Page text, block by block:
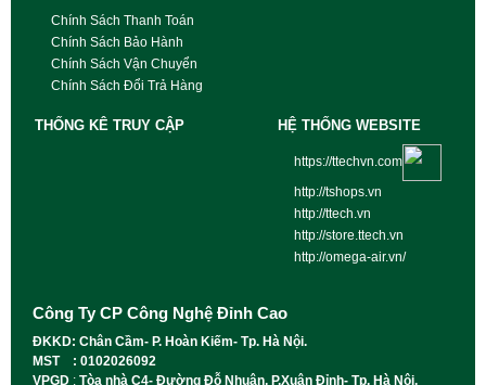
Chính Sách Thanh Toán
Chính Sách Bảo Hành
Chính Sách Vận Chuyển
Chính Sách Đổi Trả Hàng
THỐNG KÊ TRUY CẬP HỆ THỐNG WEBSITE
https://ttechvn.com
http://tshops.vn
http://ttech.vn
http://store.ttech.vn
http://omega-air.vn/
Công Ty CP Công Nghệ Đỉnh Cao
ĐKKD: Chân Cầm- P. Hoàn Kiếm- Tp. Hà Nội.
MST : 0102026092
VPGD : Tòa nhà C4- Đường Đỗ Nhuận, P.Xuân Đỉnh- Tp. Hà Nội.